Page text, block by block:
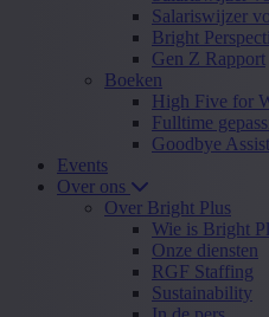
Salariswijzer
Bright
Gen Z Rapport
Boeken
High Five for
Fulltime
Goodbye
Events
Over ons
Over Bright Plus
Wie is Bright
Onze diensten
RGF Staffing
Sustainability